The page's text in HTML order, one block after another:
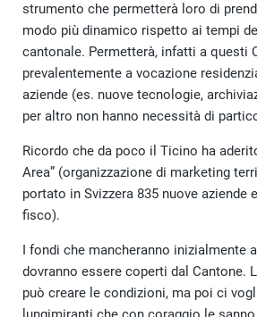
strumento che permetterà loro di
modo più dinamico rispetto ai tempi
cantonale. Permetterà, infatti a questi
prevalentemente a vocazione
aziende (es. nuove tecnologie,
per altro non hanno necessità di
Ricordo che da poco il Ticino ha
Area” (organizzazione di marketing
portato in Svizzera 835 nuove aziende
fisco).
I fondi che mancheranno inizialmente
dovranno essere coperti dal Cantone.
può creare le condizioni, ma poi ci